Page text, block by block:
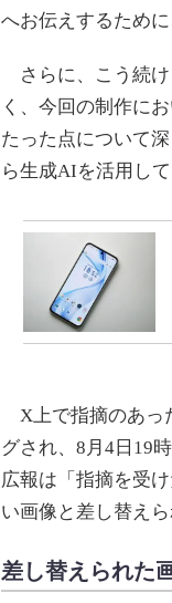
へお伝えするため
さらに、こう続け
く、今回の制作に
たった点について
ら生成AIを活用して
X上で指摘のあっ
グされ、8月4日19
広報は「指摘を受
い画像と差し替え
差し替えられた